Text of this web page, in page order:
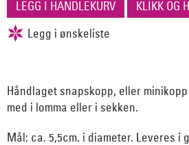
Håndlaget snapskopp, eller
med i lomma eller i sekken.
Mål: ca. 5,5cm. i diameter. Leveres i